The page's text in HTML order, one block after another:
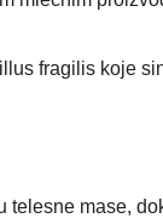
fragilis koje
mase,